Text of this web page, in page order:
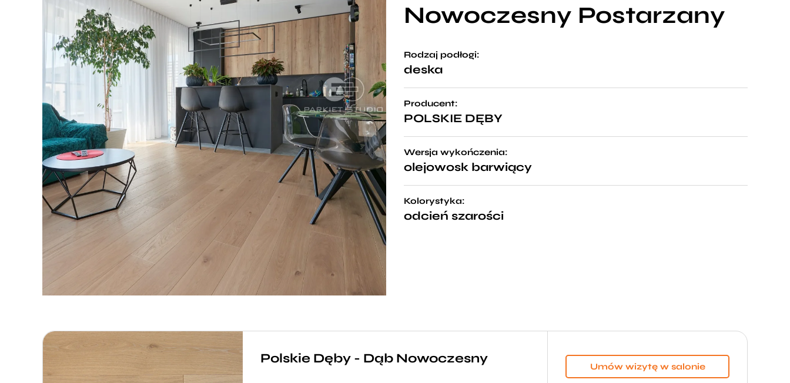
Nowoczesny Postarzany
Rodzaj podłogi:
deska
Producent:
POLSKIE DĘBY
Wersja wykończenia:
olejowosk barwiący
Kolorystyka:
odcień szarości
Polskie Dęby - Dąb Nowoczesny
Umów wizytę w salonie